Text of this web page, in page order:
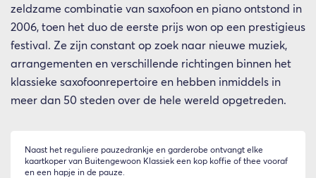
zeldzame combinatie van saxofoon en piano ontstond in
2006, toen het duo de eerste prijs won op een prestigieus
festival. Ze zijn constant op zoek naar nieuwe muziek,
arrangementen en verschillende richtingen binnen het
klassieke saxofoonrepertoire en hebben inmiddels in
meer dan 50 steden over de hele wereld opgetreden.
Naast het reguliere pauzedrankje en garderobe ontvangt elke
kaartkoper van Buitengewoon Klassiek een kop koffie of thee vooraf
en een hapje in de pauze.